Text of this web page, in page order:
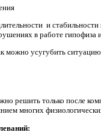
и
в работе гипофиза
можно усугубить
только после
многих